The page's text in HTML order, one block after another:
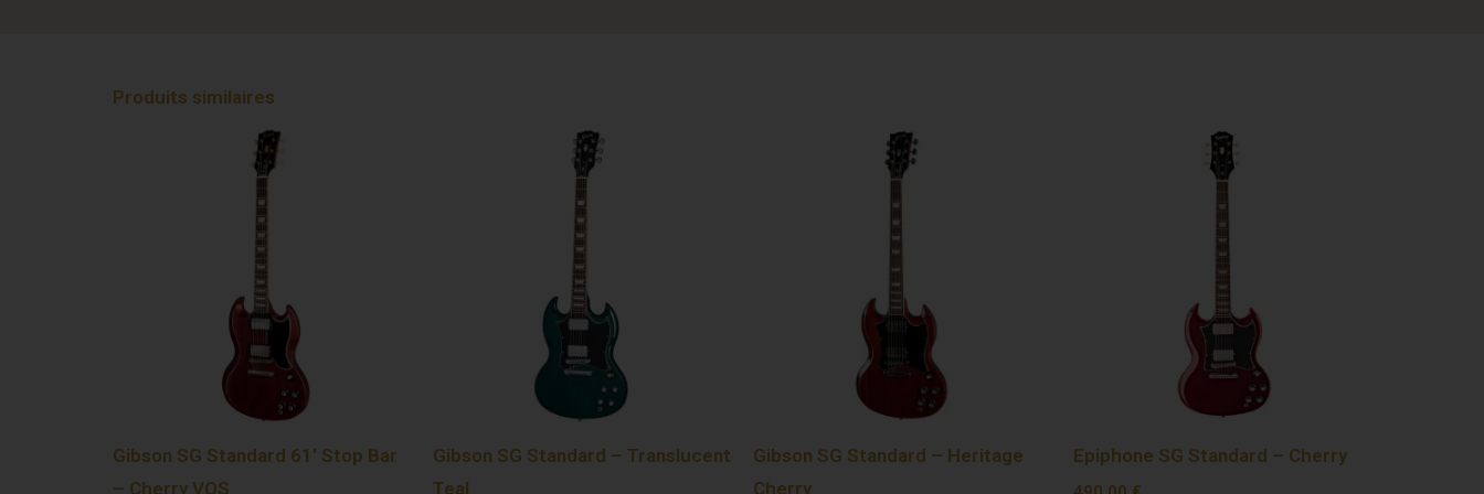
Produits similaires
Gibson SG Standard 61′ Stop Bar
– Cherry VOS
Gibson SG Standard – Translucent
Teal
Gibson SG Standard – Heritage
Cherry
Epiphone SG Standard – Cherry